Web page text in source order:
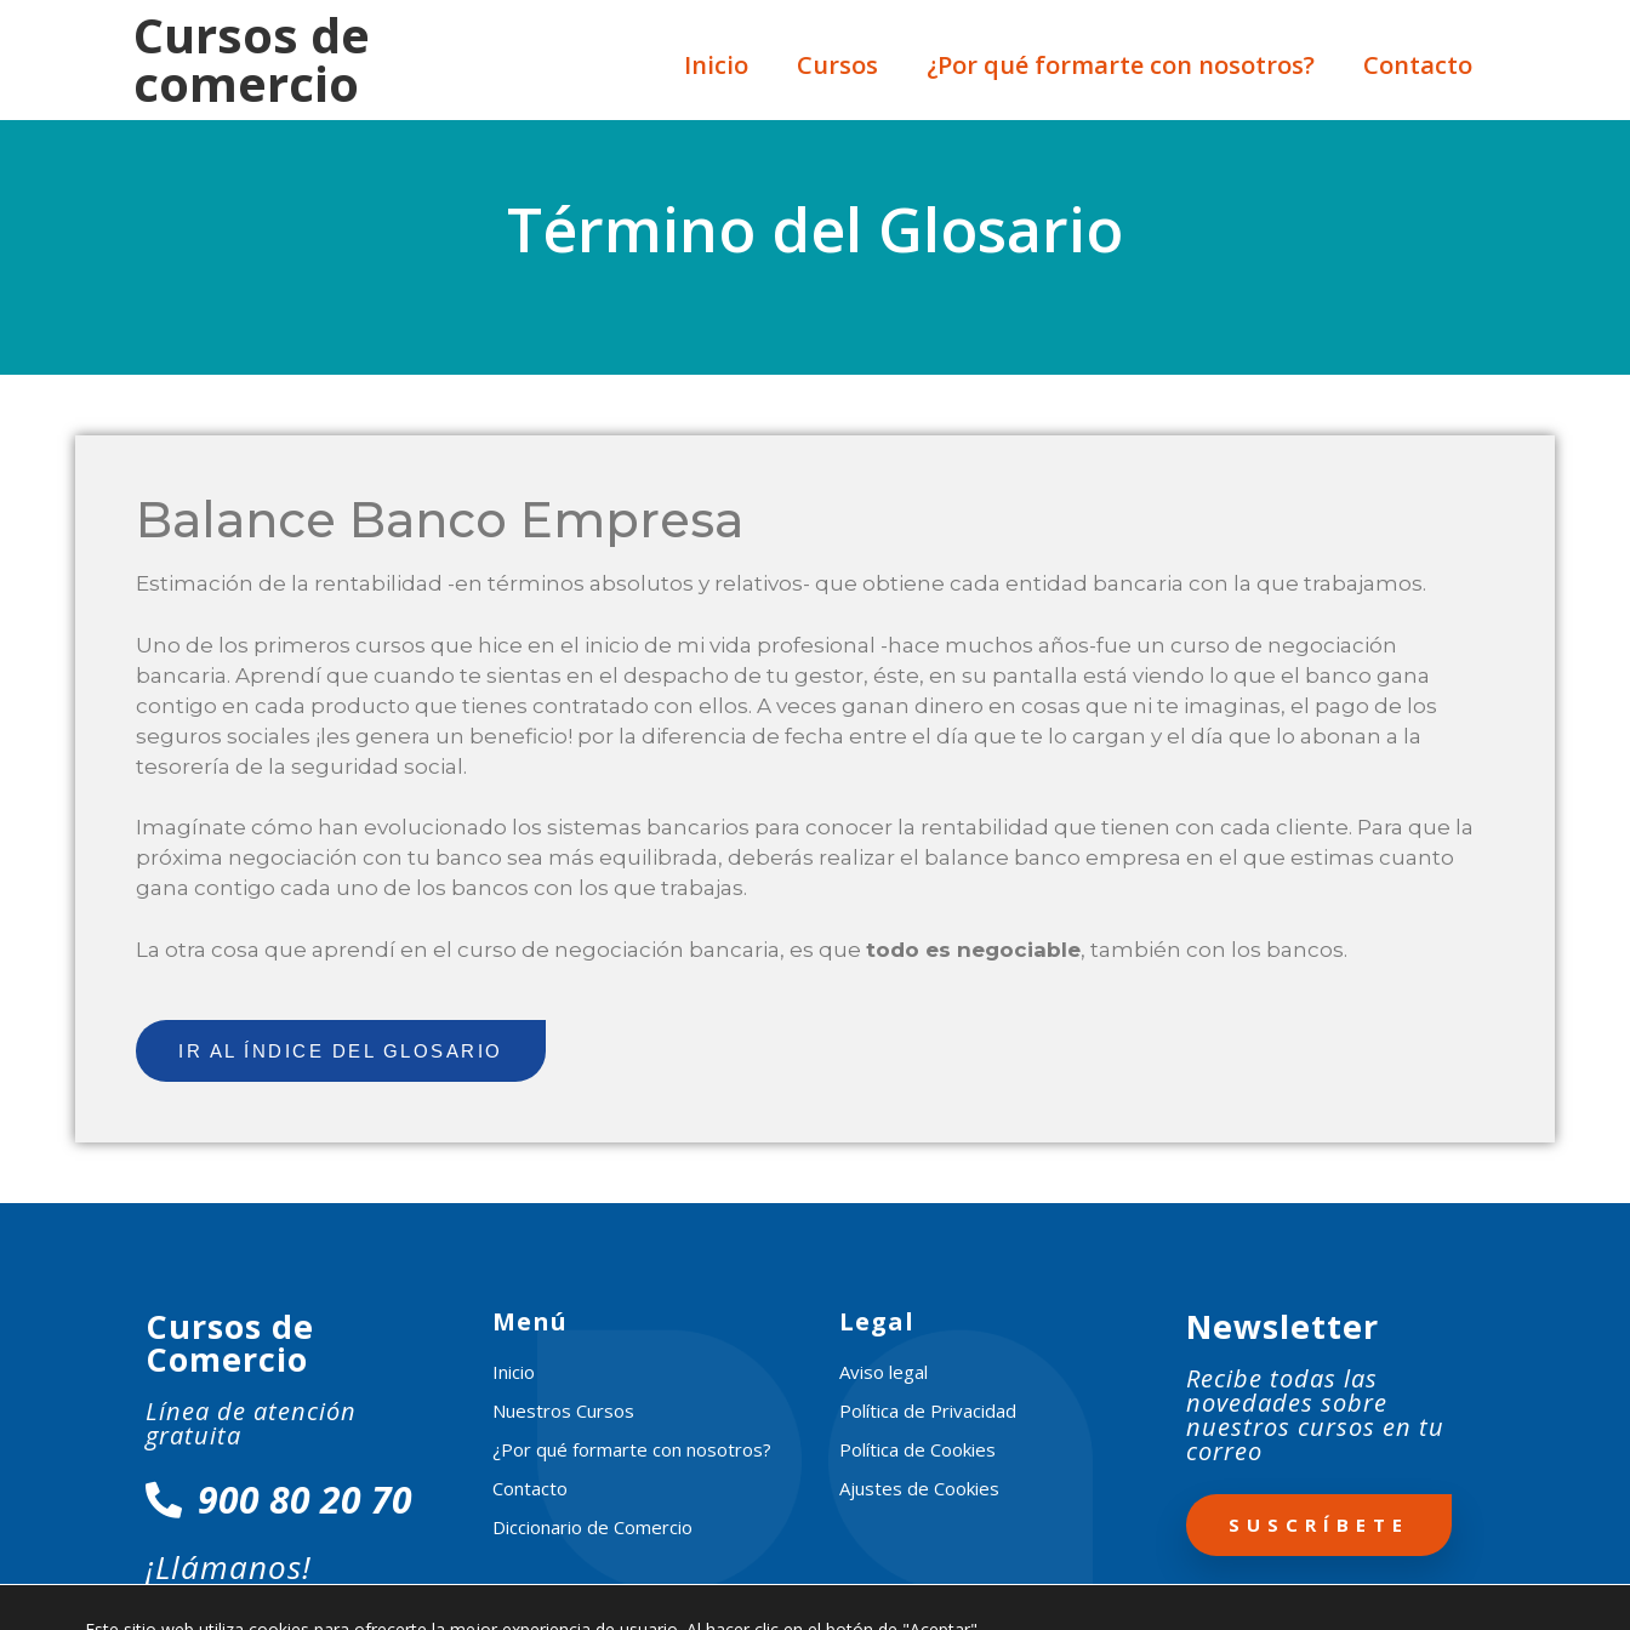
Cursos de
comercio Inicio Cursos ¿Por qué formarte con nosotros? Contacto
Término del Glosario
Balance Banco Empresa
Estimación de la rentabilidad -en términos absolutos y relativos- que obtiene cada entidad bancaria con la que trabajamos.
Uno de los primeros cursos que hice en el inicio de mi vida profesional -hace muchos años-fue un curso de negociación
bancaria. Aprendí que cuando te sientas en el despacho de tu gestor, éste, en su pantalla está viendo lo que el banco gana
contigo en cada producto que tienes contratado con ellos. A veces ganan dinero en cosas que ni te imaginas, el pago de los
seguros sociales ¡les genera un beneficio! por la diferencia de fecha entre el día que te lo cargan y el día que lo abonan a la
tesorería de la seguridad social.
Imagínate cómo han evolucionado los sistemas bancarios para conocer la rentabilidad que tienen con cada cliente. Para que la
próxima negociación con tu banco sea más equilibrada, deberás realizar el balance banco empresa en el que estimas cuanto
gana contigo cada uno de los bancos con los que trabajas.
La otra cosa que aprendí en el curso de negociación bancaria, es que todo es negociable, también con los bancos.
IR AL ÍNDICE DEL GLOSARIO
Cursos de
Comercio
Línea de atención
gratuita
900 80 20 70
¡Llámanos!
Menú
Inicio
Nuestros Cursos
¿Por qué formarte con nosotros?
Contacto
Diccionario de Comercio
Legal
Aviso legal
Política de Privacidad
Política de Cookies
Ajustes de Cookies
Newsletter
Recibe todas las
novedades sobre
nuestros cursos en tu
correo
SUSCRÍBETE